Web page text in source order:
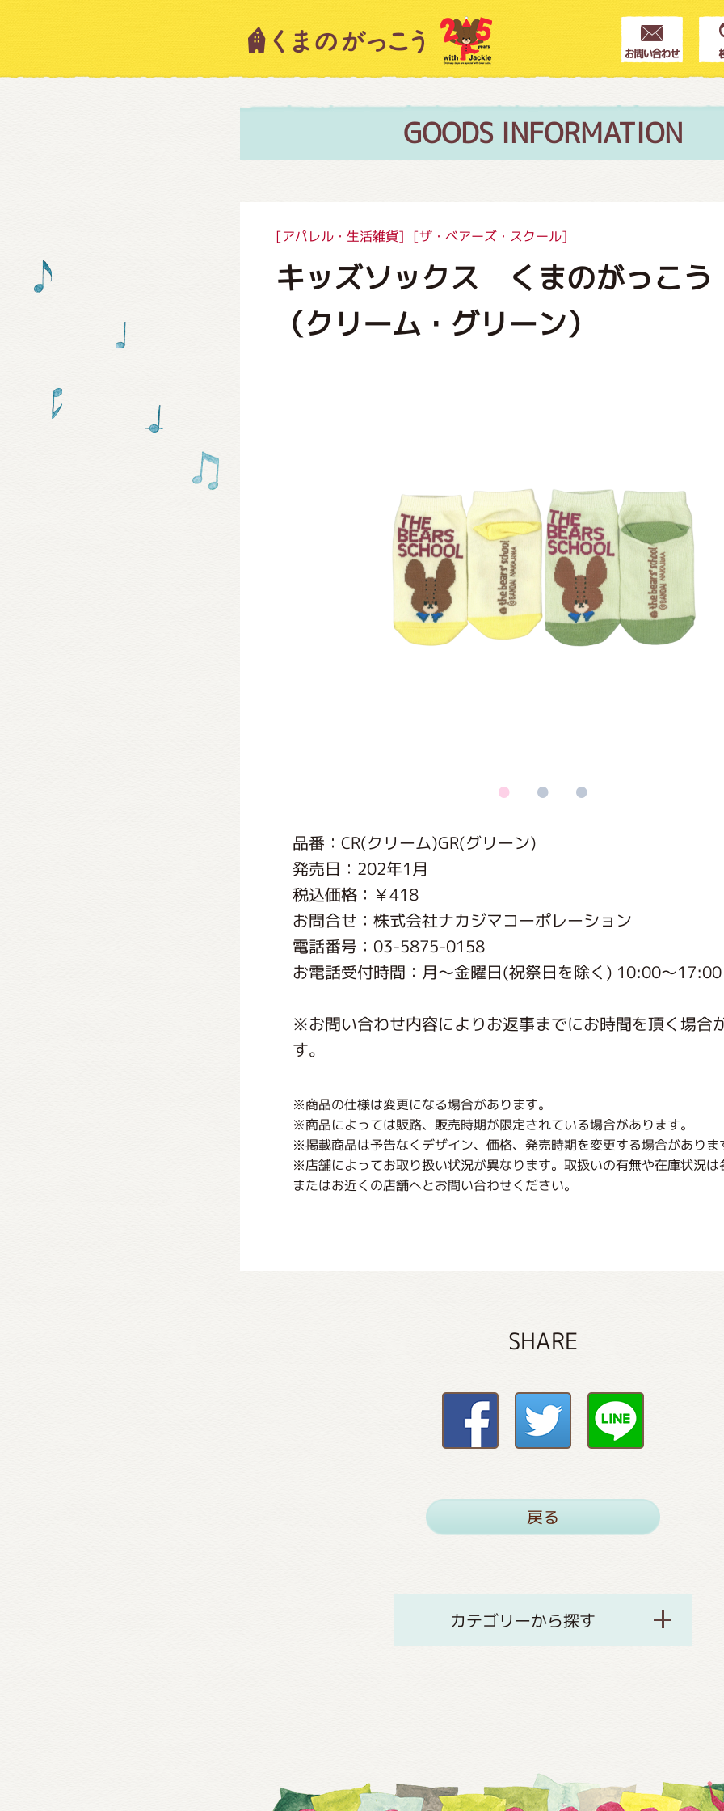
GOODS INFORMATION
[アパレル・生活雑貨] [ザ・ベアーズ・スクール]
キッズソックス くまのがっこ
（クリーム・グリーン）
品番：CR(クリーム)GR(グリーン)
発売日：202年1月
税込価格：￥418
お問合せ：株式会社ナカジマコーポレーション
電話番号：03-5875-0158
お電話受付時間：月〜金曜日(祝祭日を除く) 10:00～17:00
※お問い合わせ内容によりお返事までにお時間を頂く場合
す。
※商品の仕様は変更になる場合があります。
※商品によっては販路、販売時期が限定されている場合があります。
※掲載商品は予告なくデザイン、価格、発売時期を変更する場合がありま
※店舗によってお取り扱い状況が異なります。取扱いの有無や在庫状況は
またはお近くの店舗へとお問い合わせください。
SHARE
戻る
カテゴリーから探す
キャラクター紹介
絵本・作家紹介
ミュージカル・コンサート
おたのしみコンテンツ(クイズ・AR・診断・占
チア ジャッキーズ！
くまのがっこう 家庭科部